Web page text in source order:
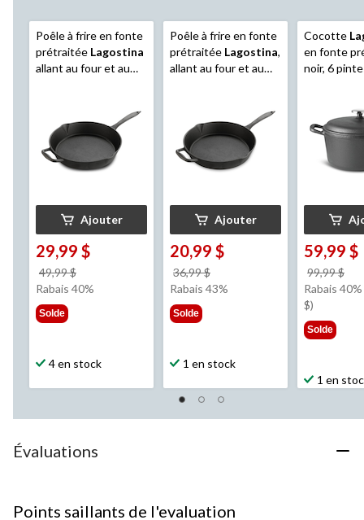
Poêle à frire en fonte
prétraitée Lagostina
allant au four et au
Ajouter
29,99 $
49,99 $
était
Rabais 40%
Solde
4 en stock
Poêle à frire en fonte
prétraitée Lagostina,
allant au four et au
Ajouter
20,99 $
36,99 $
était
Rabais 43%
Solde
1 en stock
Cocotte
en fonte
noir, 6
59,99 $
99,99 $
Rabais
$)
Solde
1 en
Évaluations
Points saillants de l'evaluation